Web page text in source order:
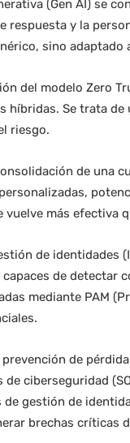
(Gen AI) se
respuesta y la
sino adaptado
del modelo Zero
híbridas. Se trata
riesgo.
de una
más efectiva
de identidades
de detectar
mediante PAM
de
ciberseguridad
gestión de
brechas críticas